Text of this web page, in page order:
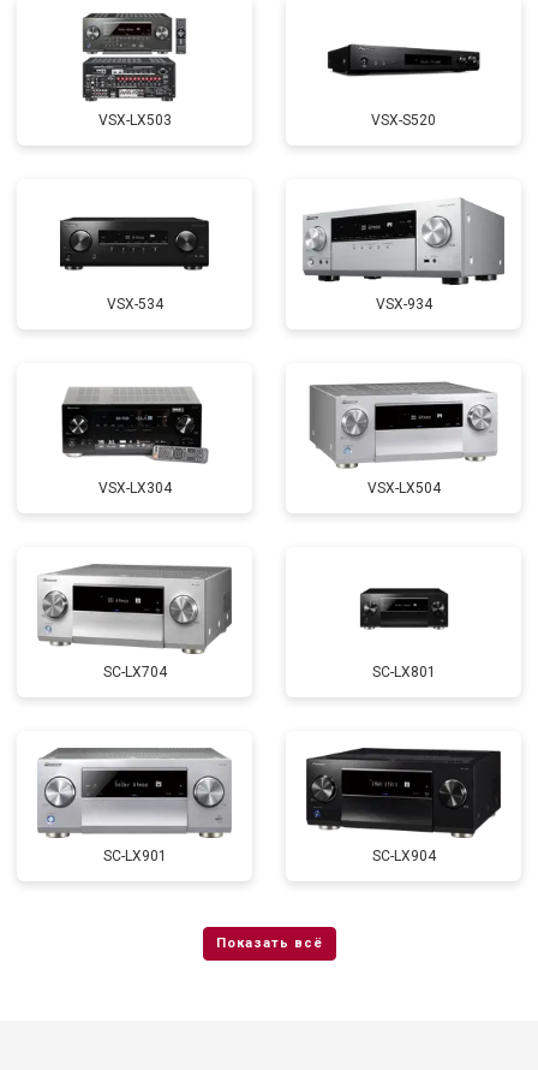
VSX-LX503 VSX-S520
VSX-534 VSX-934
VSX-LX304 VSX-LX504
SC-LX704 SC-LX801
SC-LX901 SC-LX904